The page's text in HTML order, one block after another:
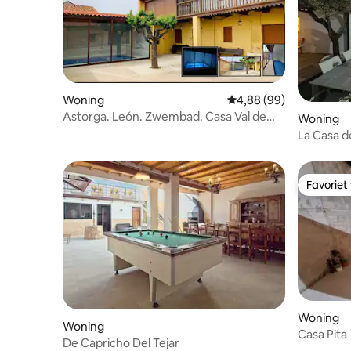
Woning Gemiddelde
4,88 (99)
Astorga. León. Zwembad. Casa Val de
Woning
La Casa
Woning
De Capricho Del Tejar
Woning
Casa Pita